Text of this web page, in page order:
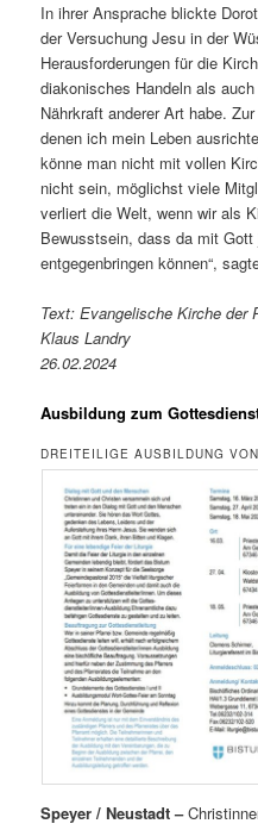
In ihrer Ansprache blickte
der Versuchung Jesu in der
Herausforderungen für die
diakonisches Handeln als
Nährkraft anderer Art habe.
denen ich mein Leben
könne man nicht mit vollen
nicht sein, möglichst viele
verliert die Welt, wenn wir als
Bewusstsein, dass da mit
entgegenbringen können“,
Text: Evangelische Kirche der
Klaus Landry
26.02.2024
Ausbildung zum
DREITEILIGE AUSBILDUNG
Speyer / Neustadt –